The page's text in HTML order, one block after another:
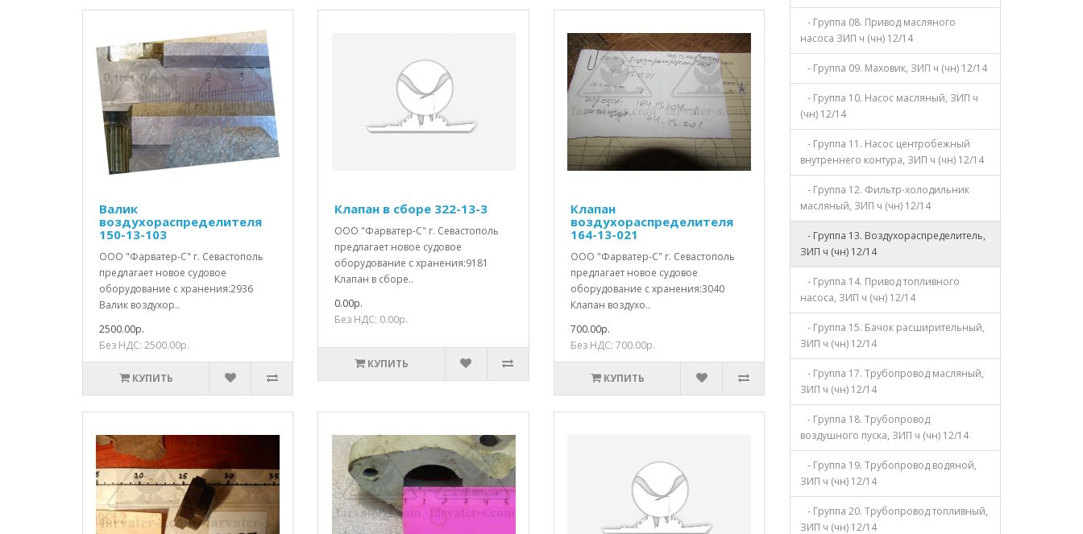
Валик
воздухораспределителя
150-13-103
ООО "Фарватер-С" г. Севастополь
предлагает новое судовое
оборудование с хранения:2936
Валик воздухор..
2500.00р.
Без НДС: 2500.00р.
КУПИТЬ
Клапан в сборе 322-13-3
ООО "Фарватер-С" г. Севастополь
предлагает новое судовое
оборудование с хранения:9181
Клапан в сборе..
0.00р.
Без НДС: 0.00р.
КУПИТЬ
Клапан
воздухораспределителя
164-13-021
ООО "Фарватер-С" г. Севастополь
предлагает новое судовое
оборудование с хранения:3040
Клапан воздухо..
700.00р.
Без НДС: 700.00р.
КУПИТЬ
- Группа 08. Привод масляного
насоса ЗИП ч (чн) 12/14
- Группа 09. Маховик, ЗИП ч (чн) 12/14
- Группа 10. Насос масляный, ЗИП ч
(чн) 12/14
- Группа 11. Насос центробежный
внутреннего контура, ЗИП ч (чн) 12/14
- Группа 12. Фильтр-холодильник
масляный, ЗИП ч (чн) 12/14
- Группа 13. Воздухораспределитель,
ЗИП ч (чн) 12/14
- Группа 14. Привод топливного
насоса, ЗИП ч (чн) 12/14
- Группа 15. Бачок расширительный,
ЗИП ч (чн) 12/14
- Группа 17. Трубопровод масляный,
ЗИП ч (чн) 12/14
- Группа 18. Трубопровод
воздушного пуска, ЗИП ч (чн) 12/14
- Группа 19. Трубопровод водяной,
ЗИП ч (чн) 12/14
- Группа 20. Трубопровод топливный,
ЗИП ч (чн) 12/14